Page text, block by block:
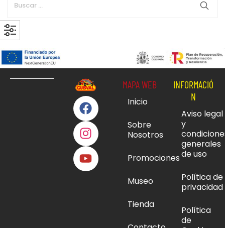
MAPA WEB
Inicio
Sobre
Nosotros
Promociones
Museo
Tienda
INFORMACIÓ
N
Aviso legal
y
generales
de uso
Política de
privacidad
Política
de